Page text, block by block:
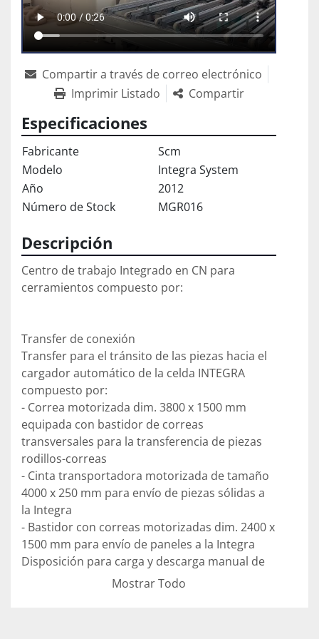
Compartir a través de correo electrónico
Imprimir Listado
Compartir
Especificaciones
Fabricante
Scm
Modelo
Integra System
Año
2012
Número de Stock
MGR016
Descripción
Centro de trabajo Integrado en CN para
cerramientos compuesto por:
Transfer de conexión
Transfer para el tránsito de las piezas hacia el
cargador automático de la celda INTEGRA
compuesto por:
- Correa motorizada dim. 3800 x 1500 mm
equipada con bastidor de correas
transversales para la transferencia de piezas
rodillos-correas
- Cinta transportadora motorizada de tamaño
4000 x 250 mm para envío de piezas sólidas a
la Integra
- Bastidor con correas motorizadas dim. 2400 x
1500 mm para envío de paneles a la Integra
Disposición para carga y descarga manual de
piezas macizas con longitud de 3200 a 6000
Mostrar Todo